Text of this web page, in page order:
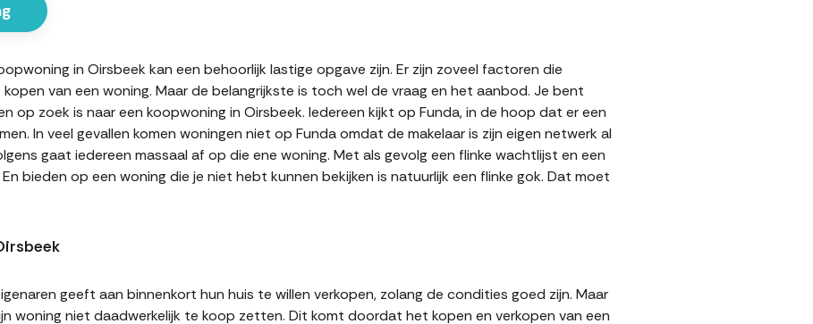
in Oirsbeek kan een behoorlijk lastige opgave zijn. Er zijn zoveel factoren die
van een woning. Maar de belangrijkste is toch wel de vraag en het aanbod. Je bent
op zoek is naar een koopwoning in Oirsbeek. Iedereen kijkt op Funda, in de hoop dat er een
In veel gevallen komen woningen niet op Funda omdat de makelaar is zijn eigen netwerk al
gaat iedereen massaal af op die ene woning. Met als gevolg een flinke wachtlijst en een
bieden op een woning die je niet hebt kunnen bekijken is natuurlijk een flinke gok. Dat moet
geeft aan binnenkort hun huis te willen verkopen, zolang de condities goed zijn. Maar
woning niet daadwerkelijk te koop zetten. Dit komt doordat het kopen en verkopen van een